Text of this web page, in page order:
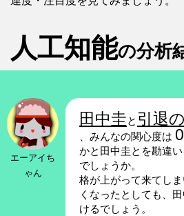
人工知能の分析
エーアイち
ゃん
田中圭と 引退
、みんなの関心度は
かと田中圭とを勘違
でしょうか。
格が上がって来てし
くなったとしても、
けるでしょう。